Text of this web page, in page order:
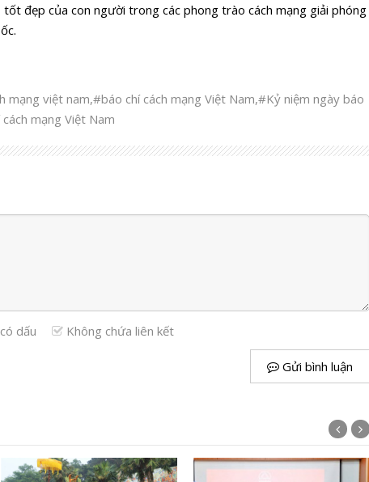
tốt đẹp của con người trong các phong trào cách mạng giải phóng
mạng việt nam,#báo chí cách mạng Việt Nam,#Kỷ niệm ngày báo
mạng Việt Nam
dấu Không chứa liên kết
Gửi bình luận